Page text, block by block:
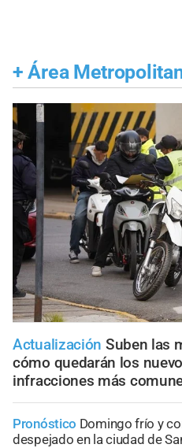
+ Área
Actualización Suben las
cómo quedarán los
infracciones más
Pronóstico Domingo frío y
despejado en la ciudad de